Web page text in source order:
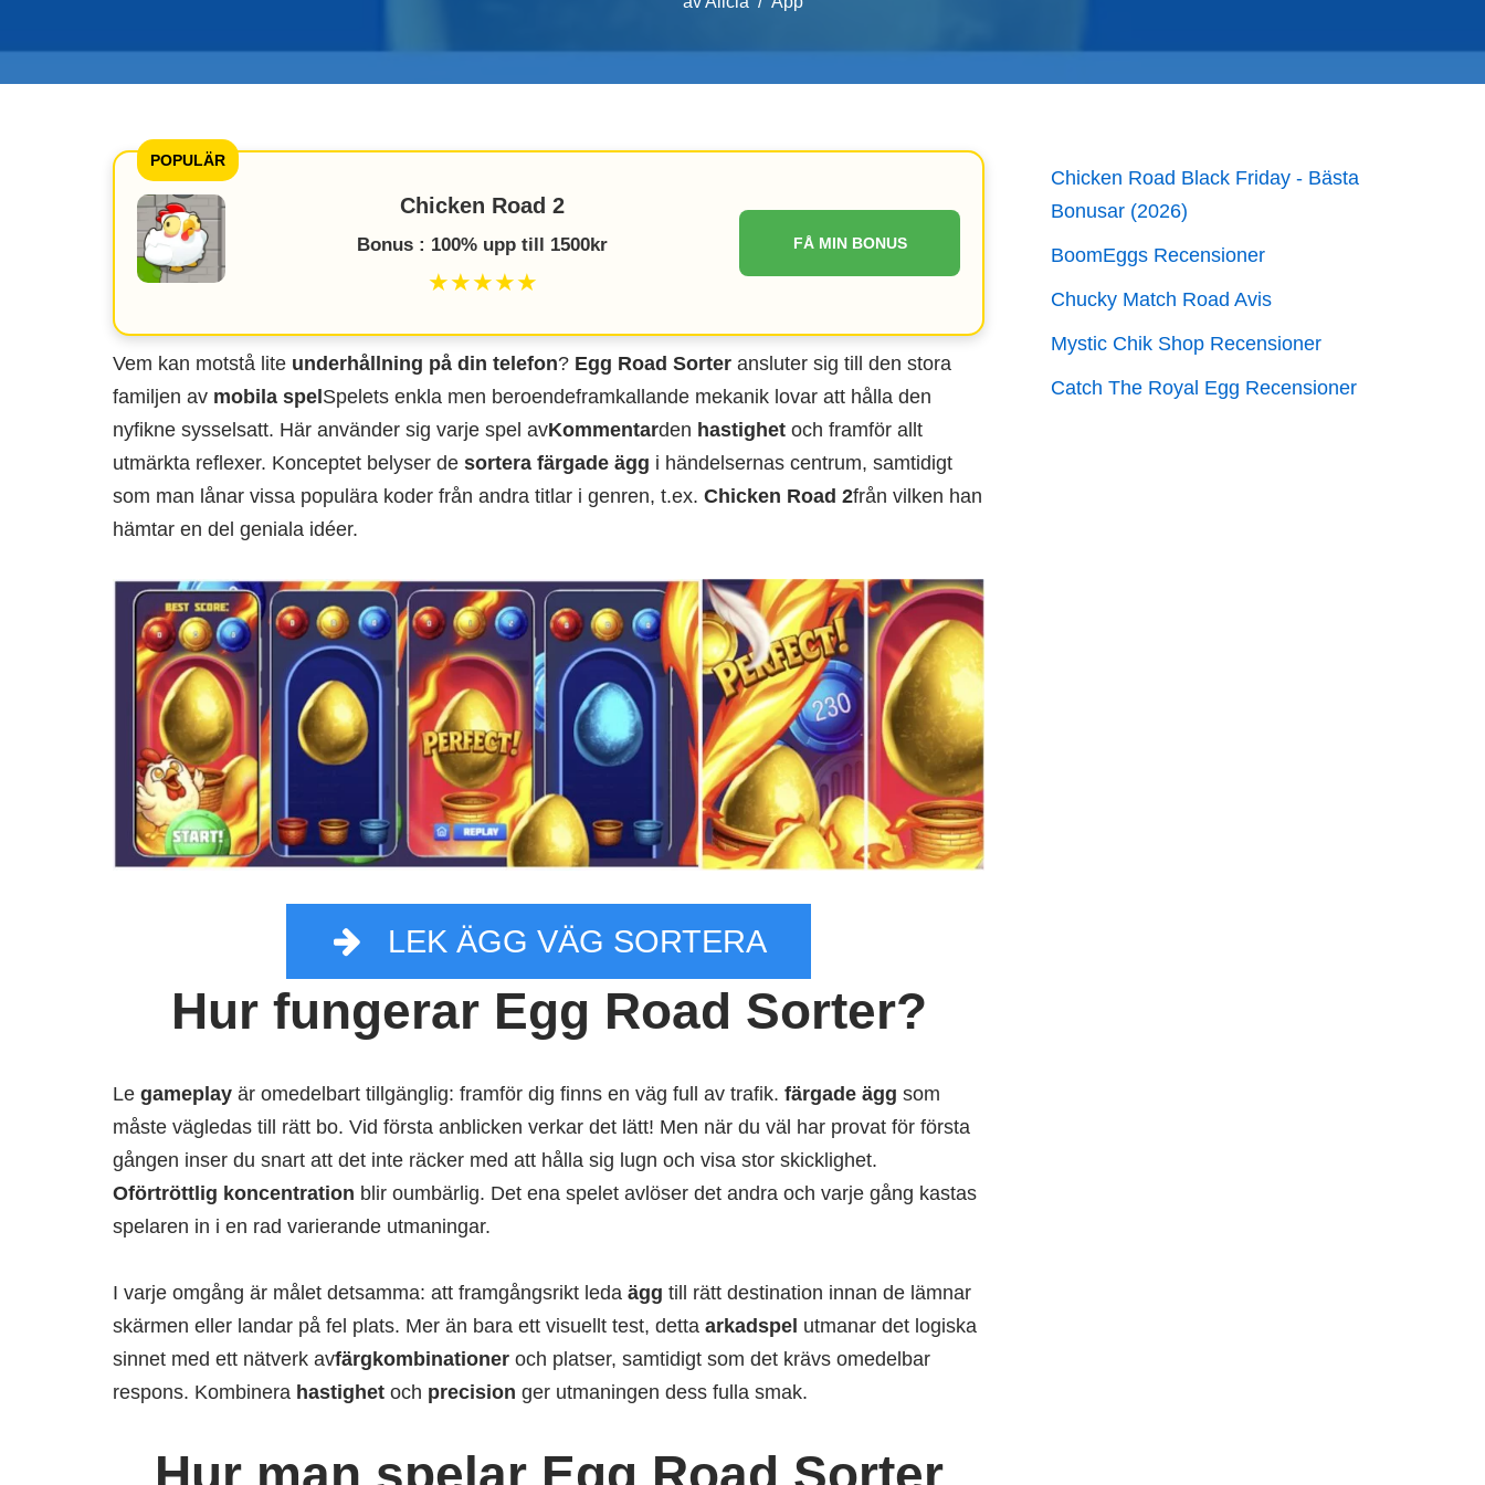
POPULÄR
Chicken Road 2
Bonus : 100% upp till 1500kr
★★★★★
FÅ MIN BONUS
Vem kan motstå lite underhållning på din telefon? Egg Road Sorter ansluter sig till den stora
familjen av mobila spel Spelets enkla men beroendeframkallande mekanik lovar att hålla den
nyfikne sysselsatt. Här använder sig varje spel avKommentarden hastighet och framför allt
utmärkta reflexer. Konceptet belyser de sortera färgade ägg i händelsernas centrum, samtidigt
som man lånar vissa populära koder från andra titlar i genren, t.ex. Chicken Road 2från vilken han
hämtar en del geniala idéer.
LEK ÄGG VÄG SORTERA
Hur fungerar Egg Road Sorter?
Le gameplay är omedelbart tillgänglig: framför dig finns en väg full av trafik. färgade ägg som
måste vägledas till rätt bo. Vid första anblicken verkar det lätt! Men när du väl har provat för första
gången inser du snart att det inte räcker med att hålla sig lugn och visa stor skicklighet.
Oförtröttlig koncentration blir oumbärlig. Det ena spelet avlöser det andra och varje gång kastas
spelaren in i en rad varierande utmaningar.
I varje omgång är målet detsamma: att framgångsrikt leda ägg till rätt destination innan de lämnar
skärmen eller landar på fel plats. Mer än bara ett visuellt test, detta arkadspel utmanar det logiska
sinnet med ett nätverk avfärgkombinationer och platser, samtidigt som det krävs omedelbar
respons. Kombinera hastighet och precision ger utmaningen dess fulla smak.
Hur man spelar Egg Road Sorter
Chicken Road Black Friday - Bästa
Bonusar (2026)
BoomEggs Recensioner
Chucky Match Road Avis
Mystic Chik Shop Recensioner
Catch The Royal Egg Recensioner